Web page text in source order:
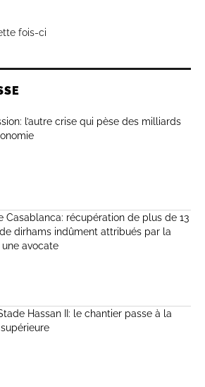
fois-ci
l’autre crise qui pèse des milliards
Casablanca: récupération de plus de 13
dirhams indûment attribués par la
avocate
Hassan II: le chantier passe à la